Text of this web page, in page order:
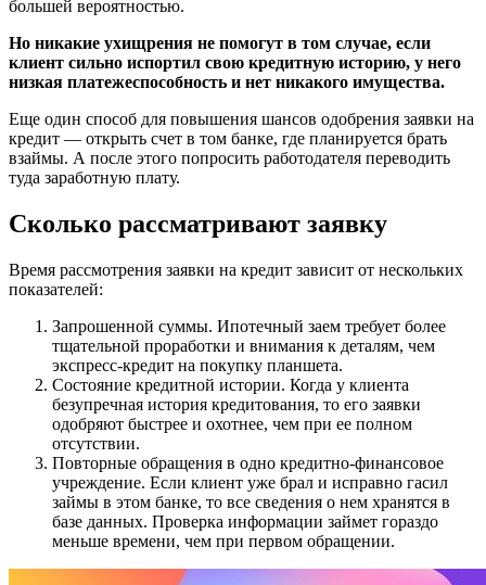
большей вероятностью.
Но никакие ухищрения не помогут в том случае, если
клиент сильно испортил свою кредитную историю, у него
низкая платежеспособность и нет никакого имущества.
Еще один способ для повышения шансов одобрения заявки на
кредит — открыть счет в том банке, где планируется брать
взаймы. А после этого попросить работодателя переводить
туда заработную плату.
Сколько рассматривают заявку
Время рассмотрения заявки на кредит зависит от нескольких
показателей:
Запрошенной суммы. Ипотечный заем требует более
тщательной проработки и внимания к деталям, чем
экспресс-кредит на покупку планшета.
Состояние кредитной истории. Когда у клиента
безупречная история кредитования, то его заявки
одобряют быстрее и охотнее, чем при ее полном
отсутствии.
Повторные обращения в одно кредитно-финансовое
учреждение. Если клиент уже брал и исправно гасил
займы в этом банке, то все сведения о нем хранятся в
базе данных. Проверка информации займет гораздо
меньше времени, чем при первом обращении.